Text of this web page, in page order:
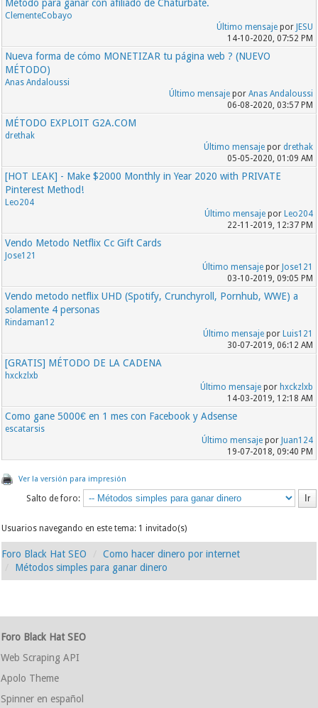
Método para ganar con afiliado de Chaturbate.
ClementeCobayo
Último mensajepor JESU
14-10-2020, 07:52 PM
Nueva forma de cómo MONETIZAR tu página web ? (NUEVO
MÉTODO)
Anas Andaloussi
Último mensajepor Anas Andaloussi
06-08-2020, 03:57 PM
MÉTODO EXPLOIT G2A.COM
drethak
Último mensajepor drethak
05-05-2020, 01:09 AM
[HOT LEAK] - Make $2000 Monthly in Year 2020 with PRIVATE
Pinterest Method!
Leo204
Último mensajepor Leo204
22-11-2019, 12:37 PM
Vendo Metodo Netflix Cc Gift Cards
Jose121
Último mensajepor Jose121
03-10-2019, 09:05 PM
Vendo metodo netflix UHD (Spotify, Crunchyroll, Pornhub, WWE) a
solamente 4 personas
Rindaman12
Último mensajepor Luis121
30-07-2019, 06:12 AM
[GRATIS] MÉTODO DE LA CADENA
hxckzlxb
Último mensajepor hxckzlxb
14-03-2019, 12:18 AM
Como gane 5000€ en 1 mes con Facebook y Adsense
escatarsis
Último mensajepor Juan124
19-07-2018, 09:40 PM
Ver la versión para impresión
Salto de foro:
Usuarios navegando en este tema: 1 invitado(s)
Foro Black Hat SEO
Como hacer dinero por internet
Métodos simples para ganar dinero
Foro Black Hat SEO
Web Scraping API
Apolo Theme
Spinner en español